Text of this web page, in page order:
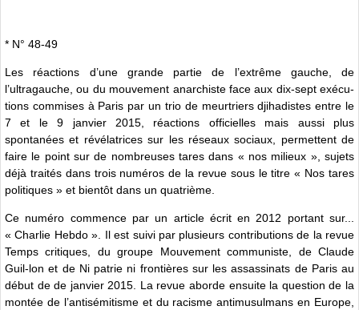
* N° 48-49
Les réactions d’une grande partie de l’extrême gauche, de
l’ultragauche, ou du mouvement anarchiste face aux dix-sept exécu-
tions commises à Paris par un trio de meurtriers djihadistes entre le
7 et le 9 janvier 2015, réactions officielles mais aussi plus
spontanées et révélatrices sur les réseaux sociaux, permettent de
faire le point sur de nombreuses tares dans « nos milieux », sujets
déjà traités dans trois numéros de la revue sous le titre « Nos tares
politiques » et bientôt dans un quatrième.
Ce numéro commence par un article écrit en 2012 portant sur...
« Charlie Hebdo ». Il est suivi par plusieurs contributions de la revue
Temps critiques, du groupe Mouvement communiste, de Claude
Guil-lon et de Ni patrie ni frontières sur les assassinats de Paris au
début de de janvier 2015. La revue aborde ensuite la question de la
montée de l’antisémitisme et du racisme antimusulmans en Europe,